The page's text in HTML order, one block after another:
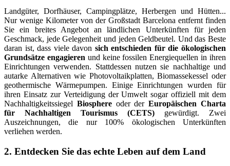
Landgüter, Dorfhäuser, Campingplätze, Herbergen und Hütten...
Nur wenige Kilometer von der Großstadt Barcelona entfernt finden
Sie ein breites Angebot an ländlichen Unterkünften für jeden
Geschmack, jede Gelegenheit und jeden Geldbeutel. Und das Beste
daran ist, dass viele davon sich entschieden für die ökologischen
Grundsätze engagieren und keine fossilen Energiequellen in ihren
Einrichtungen verwenden. Stattdessen nutzen sie nachhaltige und
autarke Alternativen wie Photovoltaikplatten, Biomassekessel oder
geothermische Wärmepumpen. Einige Einrichtungen wurden für
ihren Einsatz zur Verteidigung der Umwelt sogar offiziell mit dem
Nachhaltigkeitssiegel Biosphereoder derEuropäischen Charta
für Nachhaltigen Tourismus (CETS) gewürdigt. Zwei
Auszeichnungen, die nur 100% ökologischen Unterkünften
verliehen werden.
2. Entdecken Sie das echte Leben auf dem Land